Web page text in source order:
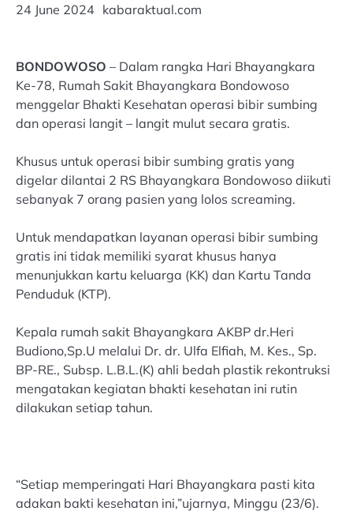
24 June 2024 kabaraktual.com
BONDOWOSO – Dalam rangka Hari Bhayangkara
Ke-78, Rumah Sakit Bhayangkara Bondowoso
menggelar Bhakti Kesehatan operasi bibir sumbing
dan operasi langit – langit mulut secara gratis.
Khusus untuk operasi bibir sumbing gratis yang
digelar dilantai 2 RS Bhayangkara Bondowoso diikuti
sebanyak 7 orang pasien yang lolos screaming.
Untuk mendapatkan layanan operasi bibir sumbing
gratis ini tidak memiliki syarat khusus hanya
menunjukkan kartu keluarga (KK) dan Kartu Tanda
Penduduk (KTP).
Kepala rumah sakit Bhayangkara AKBP dr.Heri
Budiono,Sp.U melalui Dr. dr. Ulfa Elfiah, M. Kes., Sp.
BP-RE., Subsp. L.B.L.(K) ahli bedah plastik rekontruksi
mengatakan kegiatan bhakti kesehatan ini rutin
dilakukan setiap tahun.
“Setiap memperingati Hari Bhayangkara pasti kita
adakan bakti kesehatan ini,”ujarnya, Minggu (23/6).